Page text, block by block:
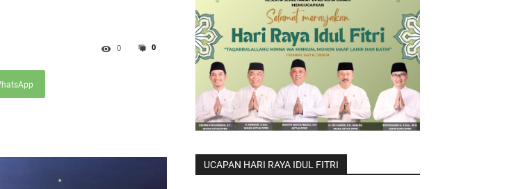
0
0
UCAPAN HARI RAYA IDUL FITRI